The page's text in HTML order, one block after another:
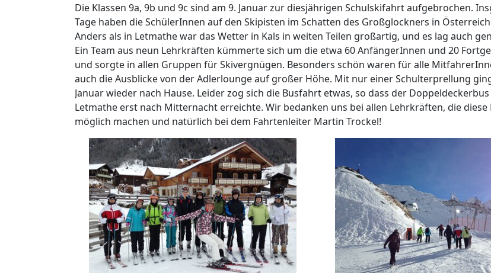
Die Klassen 9a, 9b und 9c sind am 9. Januar zur diesjährigen Schulskifahrt aufgebrochen.
Tage haben die SchülerInnen auf den Skipisten im Schatten des Großglockners in
Anders als in Letmathe war das Wetter in Kals in weiten Teilen großartig, und es lag auch
Ein Team aus neun Lehrkräften kümmerte sich um die etwa 60 AnfängerInnen und 20
und sorgte in allen Gruppen für Skivergnügen. Besonders schön waren für alle
auch die Ausblicke von der Adlerlounge auf großer Höhe. Mit nur einer Schulterprellung
Januar wieder nach Hause. Leider zog sich die Busfahrt etwas, so dass der
Letmathe erst nach Mitternacht erreichte. Wir bedanken uns bei allen Lehrkräften, die diese
möglich machen und natürlich bei dem Fahrtenleiter Martin Trockel!